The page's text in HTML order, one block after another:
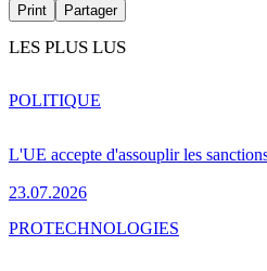
Print Partager
LES PLUS LUS
L'UE accepte d'assouplir les
23.07.2026
POLITIQUE
PROTECHNOLOGIES